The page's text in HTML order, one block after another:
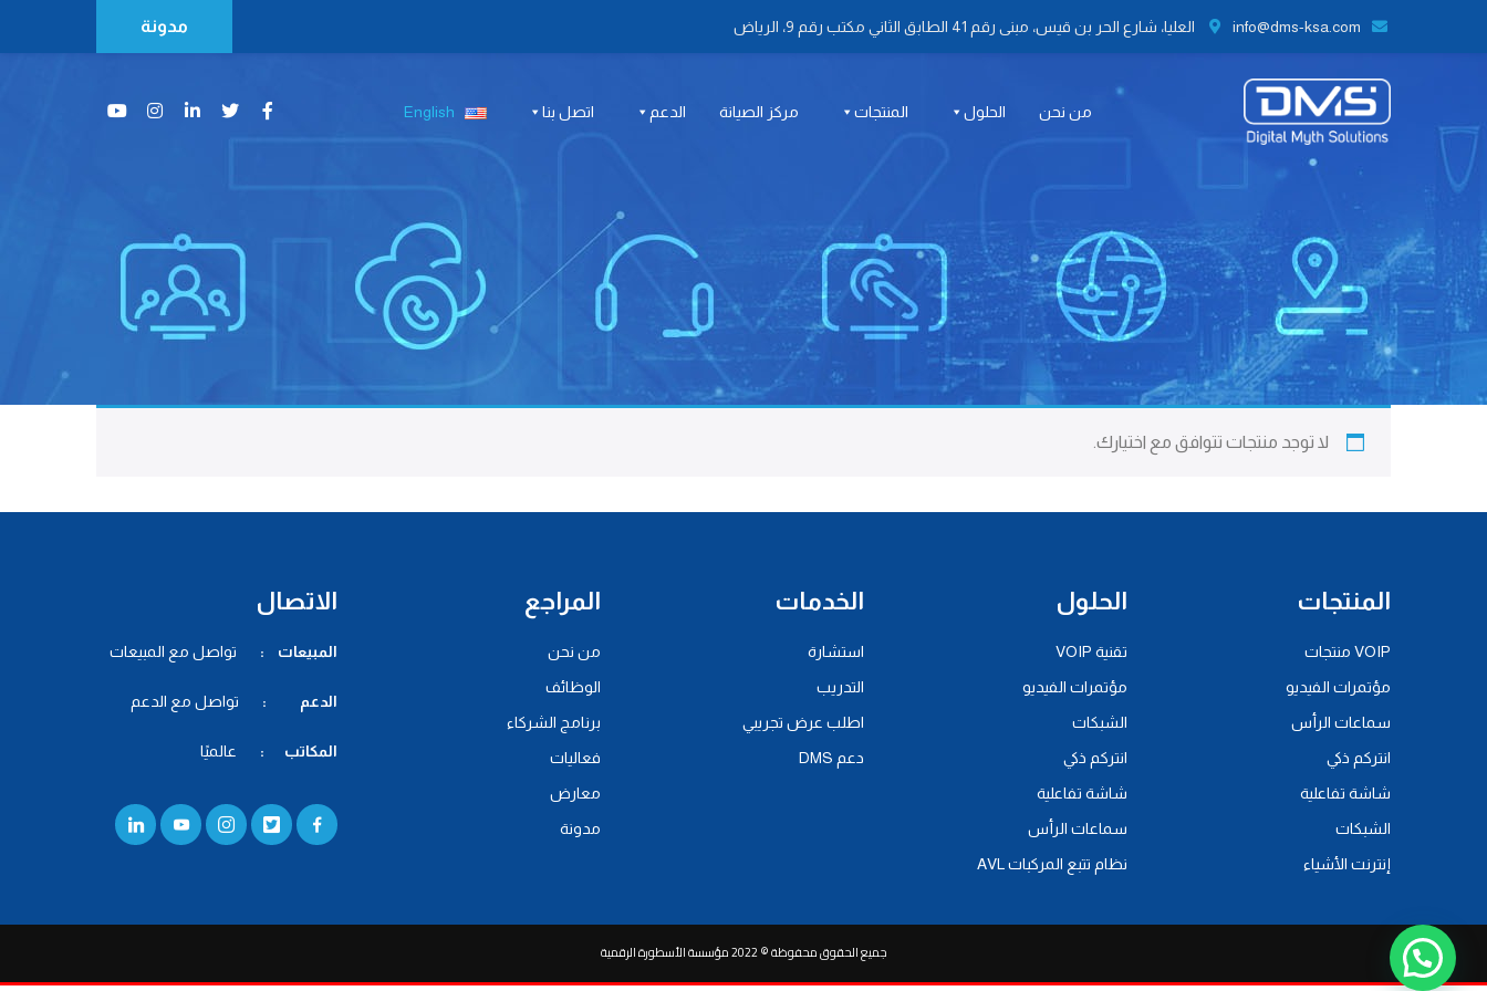
info@dms-ksa.com العليا، شارع الحر بن قيس، مبنى رقم 41 الطابق الثاني مكتب رقم 9، الرياض مدونة
من نحن الحلول المنتجات مركز الصيانة الدعم اتصل بنا English
لا توجد منتجات تتوافق مع اختيارك.
المنتجات
VOIP منتجات
مؤتمرات الفيديو
سماعات الرأس
انتركم ذكي
شاشة تفاعلية
الشبكات
إنترنت الأشياء
الحلول
تقنية VOIP
مؤتمرات الفيديو
الشبكات
انتركم ذكي
شاشة تفاعلية
سماعات الرأس
نظام تتبع المركبات AVL
الخدمات
استشارة
التدريب
اطلب عرض تجريبي
دعم DMS
المراجع
من نحن
الوظائف
برنامج الشركاء
فعاليات
معارض
مدونة
الاتصال
المبيعات : تواصل مع المبيعات
الدعم : تواصل مع الدعم
المكاتب : عالميًا
جميع الحقوق محفوظة © 2022 مؤسسة الأسطورة الرقمية